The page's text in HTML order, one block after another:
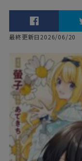
最終更新日2026/06/20